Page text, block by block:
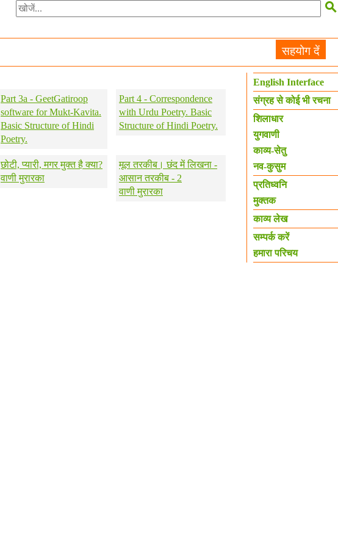

सहयोग दें
English Interface
संग्रह से कोई भी रचना
शिलाधार
युगवाणी
काव्य-सेतु
नव-कुसुम
प्रतिध्वनि
मुक्तक
काव्य लेख
सम्पर्क करें
हमारा परिचय
Part 3a - GeetGatiroop
software for Mukt-Kavita.
Basic Structure of Hindi
Poetry.
Part 4 - Correspondence
with Urdu Poetry. Basic
Structure of Hindi Poetry.
छोटी, प्यारी, मगर मुक्त है क्या?
वाणी मुरारका
मूल तरकीब। छंद में लिखना -
आसान तरकीब - 2
वाणी मुरारका